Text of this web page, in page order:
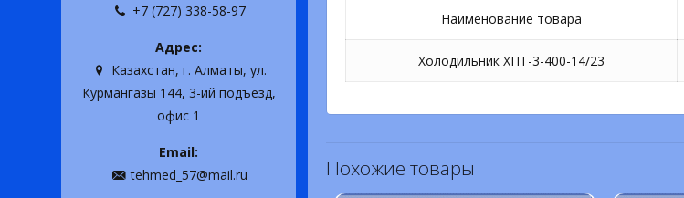
Наименование товара
Холодильник ХПТ-3-400-14/23
Похожие товары
+7 (727) 338-58-97
Адрес:
Казахстан, г. Алматы, ул.
Курмангазы 144, 3-ий подъезд,
офис 1
Email:
tehmed_57@mail.ru